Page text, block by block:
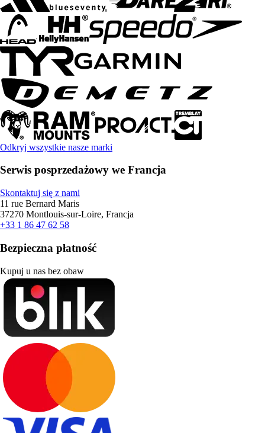
Odkryj wszystkie nasze marki
Serwis posprzedażowy we Francja
Skontaktuj się z nami
11 rue Bernard Maris
37270 Montlouis-sur-Loire, Francja
+33 1 86 47 62 58
Bezpieczna płatność
Kupuj u nas bez obaw